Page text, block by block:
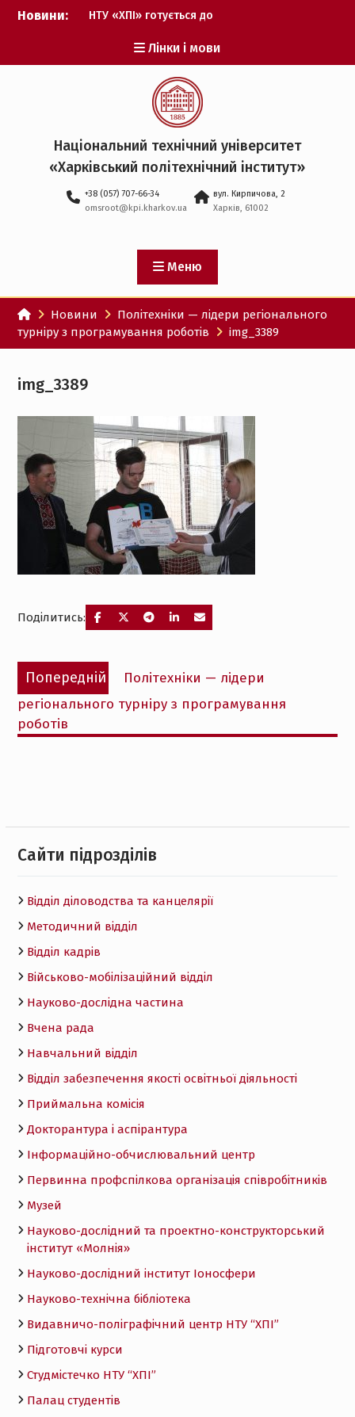
Перейти
Новини:
НТУ «ХПІ» готується до
Музичні таланти ХПІ
запрошуються на
Всеукраїнський
фестиваль «Червона
рута – 2027»
ХПІ уклав угоду про
партнерство з ДержНДІ
технологій кібербезпеки
Головнокомандувачем
Збройних Сил України
участю ХПІ обговорили
перспективи українсько-
іспанського
технологічного
партнерства
Лінки і мови
Національний технічний університет
«Харківський політехнічний iнститут»
+38 (057) 707-66-34
omsroot@kpi.kharkov.ua
вул. Кирпичова, 2
Харків, 61002
Меню
Новини
Політехніки — лідери регіонального
турніру з програмування роботів
img_3389
img_3389
Поділитись:
Навігація
записів
Попередній
Попередній
запис:
Політехніки — лідери
регіонального турніру з програмування
роботів
Cайти підрозділів
Відділ діловодства та канцелярії
Методичний відділ
Відділ кадрів
Військово-мобілізаційний відділ
Науково-дослідна частина
Вчена рада
Навчальний відділ
Відділ забезпечення якості освітньої діяльності
Приймальна комісія
Докторантура і аспірантура
Інформаційно-обчислювальний центр
Первинна профспілкова організація співробітників
Музей
Науково-дослідний та проектно-конструкторський
інститут «Молнія»
Науково-дослідний інститут Іоносфери
Науково-технічна бібліотека
Видавничо-поліграфічний центр НТУ “ХПІ”
Підготовчі курси
Студмістечко НТУ “ХПІ”
Палац студентів